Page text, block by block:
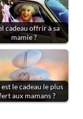
cadeau offrir à sa
mamie ?
le cadeau le plus
aux mamans ?